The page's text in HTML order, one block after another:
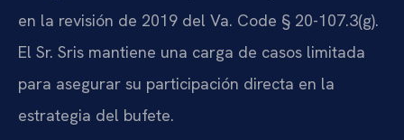
en la revisión de 2019 del Va. Code § 20-107.3(g).
El Sr. Sris mantiene una carga de casos limitada
para asegurar su participación directa en la
estrategia del bufete.